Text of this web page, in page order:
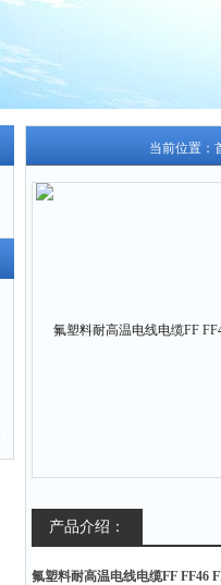
当前位置：
产品介绍：
氟塑料耐高温电线电缆FF FF46